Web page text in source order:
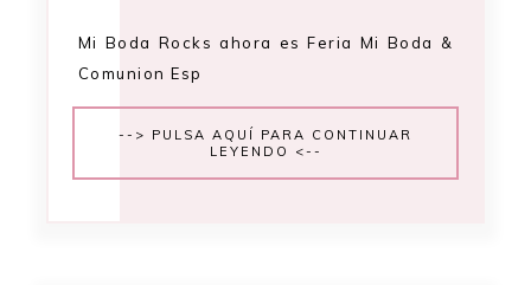
Mi Boda Rocks ahora es Feria Mi Boda &
Comunion Esp
--> PULSA AQUÍ PARA CONTINUAR
LEYENDO <--